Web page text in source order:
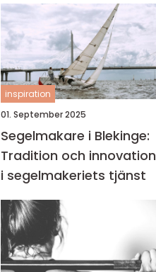
inspiration
01. September 2025
Segelmakare i Blekinge:
Tradition och innovation
i segelmakeriets tjänst